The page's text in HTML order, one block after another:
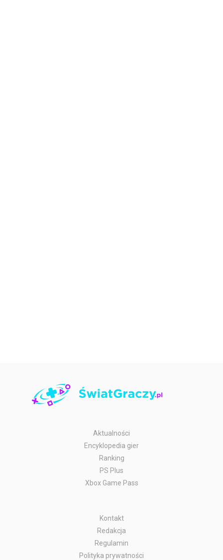
Aktualności
Encyklopedia gier
Ranking
PS Plus
Xbox Game Pass
Kontakt
Redakcja
Regulamin
Polityka prywatności